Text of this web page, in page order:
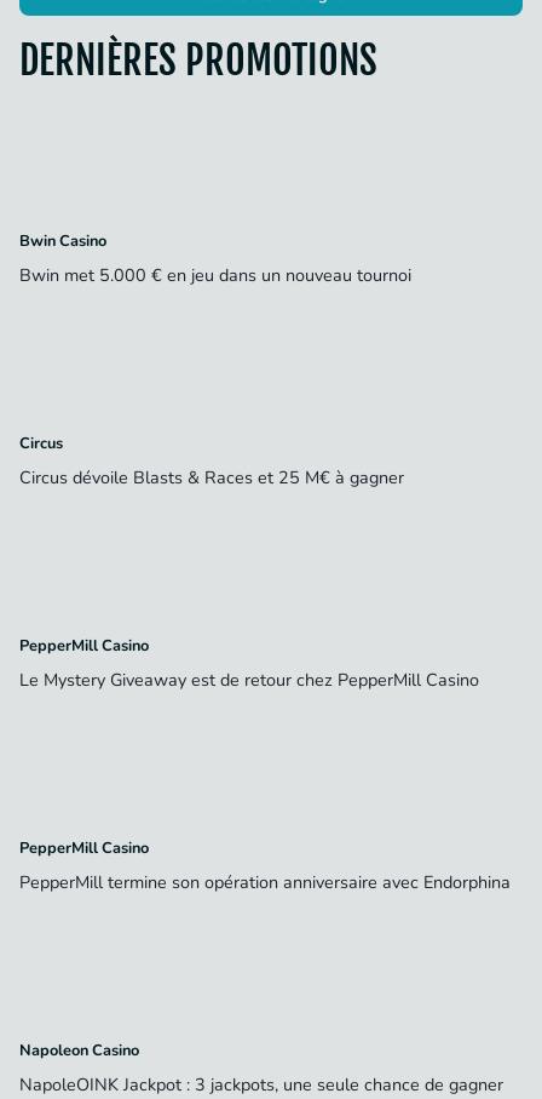
DERNIÈRES PROMOTIONS
Bwin Casino
Bwin met 5.000 € en jeu dans un nouveau tournoi
Circus
Circus dévoile Blasts & Races et 25 M€ à gagner
PepperMill Casino
Le Mystery Giveaway est de retour chez PepperMill Casino
PepperMill Casino
PepperMill termine son opération anniversaire avec Endorphina
Napoleon Casino
NapoleOINK Jackpot : 3 jackpots, une seule chance de gagner